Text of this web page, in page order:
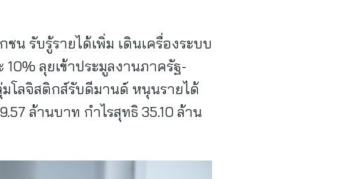
น รับรู้รายได้เพิ่ม เดินเครื่องระบบ
ลุยเข้าประมูลงานภาครัฐ-
มโลจิสติกส์รับดีมานด์ หนุนรายได้
ล้านบาท กำไรสุทธิ 35.10 ล้าน